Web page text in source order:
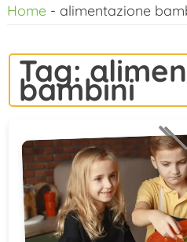
alHome- alimentazione
Tag:
bambini